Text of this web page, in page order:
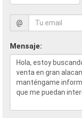
@
Mensaje: